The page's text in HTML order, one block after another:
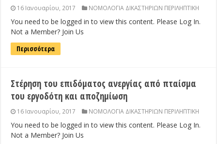
16 Ιανουαρίου, 2017 ΝΟΜΟΛΟΓΙΑ ΔΙΚΑΣΤΗΡΙΩΝ ΠΕΡΙΛΗΠΤΙΚΗ
You need to be logged in to view this content. Please Log In.
Not a Member? Join Us
Περισσότερα
Στέρηση του επιδόματος ανεργίας από πταίσμα
του εργοδότη και αποζημίωση
16 Ιανουαρίου, 2017 ΝΟΜΟΛΟΓΙΑ ΔΙΚΑΣΤΗΡΙΩΝ ΠΕΡΙΛΗΠΤΙΚΗ
You need to be logged in to view this content. Please Log In.
Not a Member? Join Us